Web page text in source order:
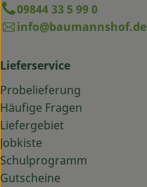
09844 33 5 99 0
info@baumannshof.de
Lieferservice
Probelieferung
Häufige Fragen
Liefergebiet
Jobkiste
Schulprogramm
Gutscheine